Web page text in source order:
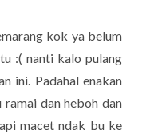
kok ya belum
:( nanti kalo pulang
ini. Padahal enakan
dan heboh dan
macet ndak bu ke